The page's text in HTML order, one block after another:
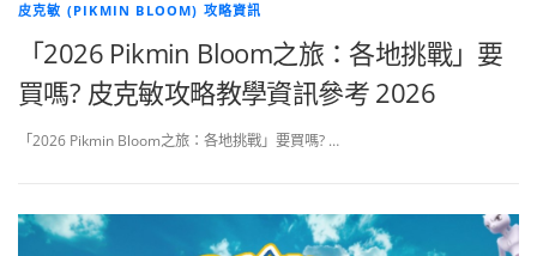
皮克敏 (PIKMIN BLOOM) 攻略資訊
「2026 Pikmin Bloom之旅：各地挑戰」要
買嗎? 皮克敏攻略教學資訊參考 2026
「2026 Pikmin Bloom之旅：各地挑戰」要買嗎? …